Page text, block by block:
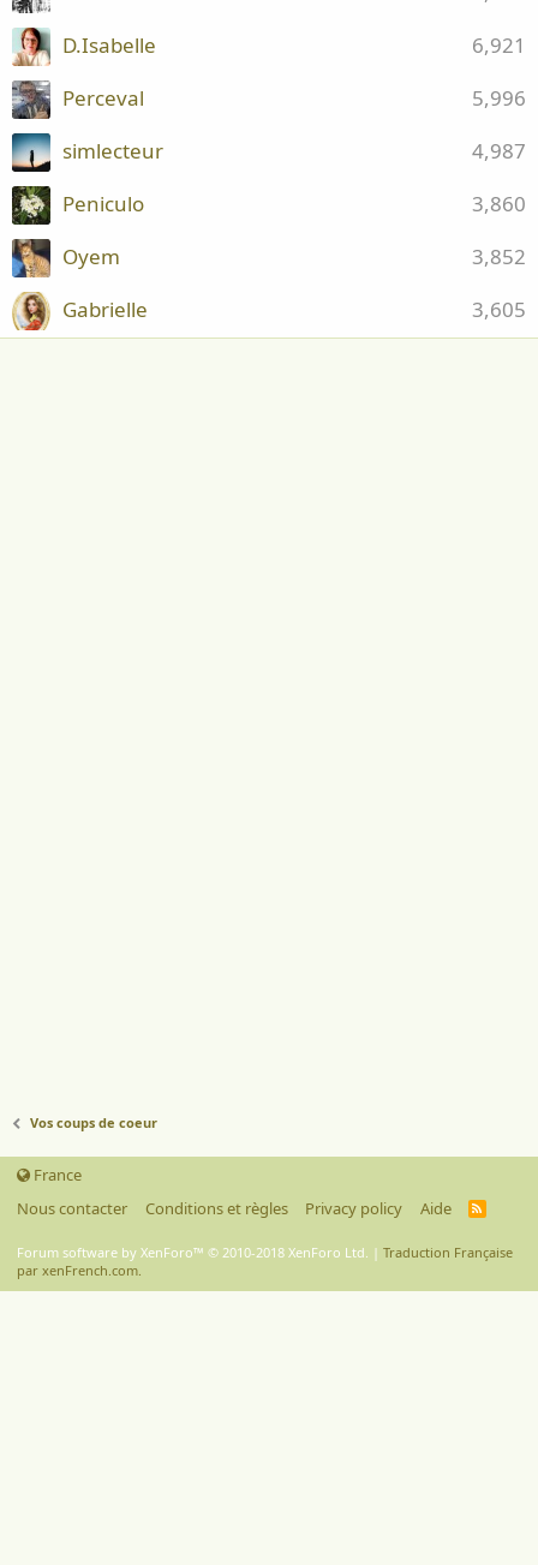
6,921
D.Isabelle
5,996
Perceval
4,987
simlecteur
3,860
Peniculo
3,852
Oyem
3,605
Gabrielle
Vos coups de coeur
France
Nous contacter
Conditions et règles Privacy policy Aide
R
S
Forum software by XenForo™ © 2010-2018 XenForo Ltd. | Traduction Française
par xenFrench.com.